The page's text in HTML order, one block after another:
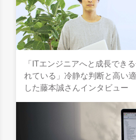
「ITエンジニアへと成長でき
れている」冷静な判断と高い
した藤本誠さんインタビュー